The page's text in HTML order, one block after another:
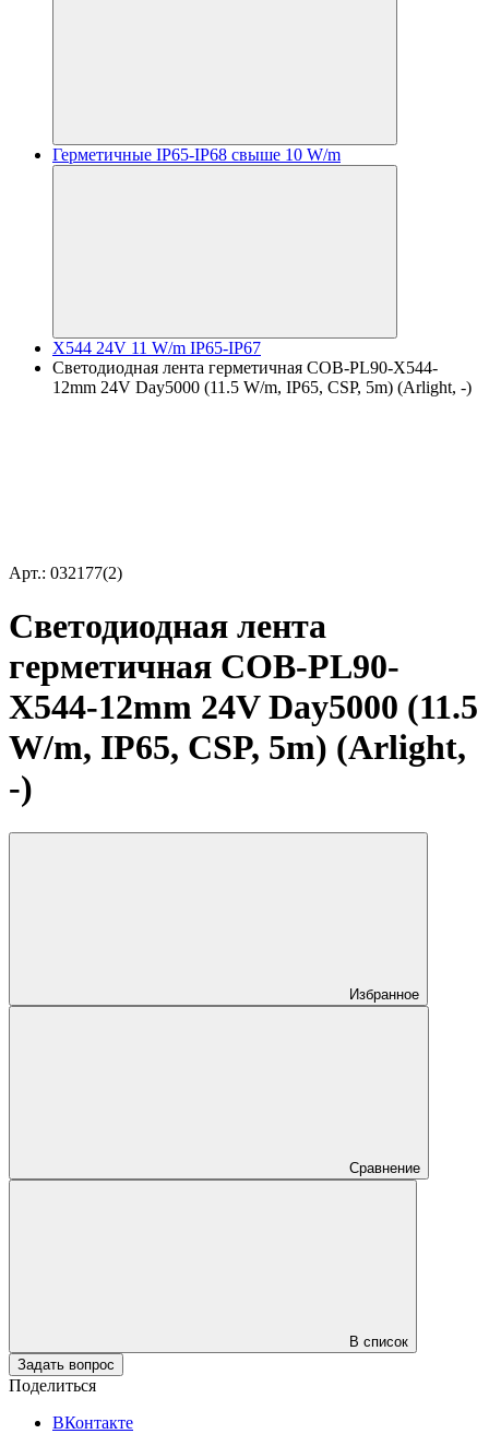
Герметичные IP65-IP68 свыше 10 W/m
X544 24V 11 W/m IP65-IP67
Светодиодная лента герметичная COB-PL90-X544-
12mm 24V Day5000 (11.5 W/m, IP65, CSP, 5m) (Arlight, -)
Арт.: 032177(2)
Светодиодная лента
герметичная COB-PL90-
X544-12mm 24V Day5000 (11.5
W/m, IP65, CSP, 5m) (Arlight,
-)
Избранное
Сравнение
В список
Задать вопрос
Поделиться
ВКонтакте